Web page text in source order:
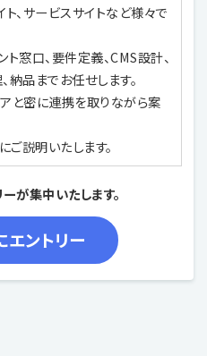
ト、サービスサイトなど様々で
ト窓口、要件定義、CMS設計、
納品までお任せします。
と密に連携を取りながら案
説明いたします。
が集中いたします。